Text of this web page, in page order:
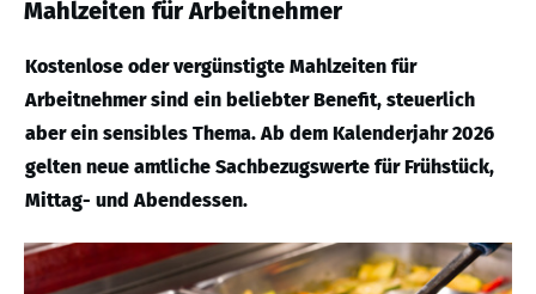
Mahlzeiten für Arbeitnehmer
Kostenlose oder vergünstigte Mahlzeiten für
Arbeitnehmer sind ein beliebter Benefit, steuerlich
aber ein sensibles Thema. Ab dem Kalenderjahr 2026
gelten neue amtliche Sachbezugswerte für Frühstück,
Mittag- und Abendessen.